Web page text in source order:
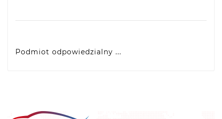
Podmiot odpowiedzialny ...